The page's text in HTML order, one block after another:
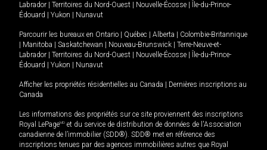
Labrador
Territoires du Nord-Ouest Nouvelle-Écosse
Île-du-Prince-
Édouard
Yukon Nunavut
Parcourir les bureaux en Ontario Québec Alberta
Colombie-Britannique
Manitoba Saskatchewan Nouveau-Brunswick
Terre-Neuve-et-
Labrador
Territoires du Nord-Ouest Nouvelle-Écosse
Île-du-Prince-
Édouard
Yukon Nunavut
Afficher les propriétés résidentielles au Canada
Dernières inscriptions au
Canada
Les informations des propriétés sur ce site proviennent des inscriptions
Royal LePageMD et du service de distribution de données de l'Association
canadienne de l’immobilier (SDD®). SDD® met en référence des
inscriptions tenues par des agences immobilières autres que Royal